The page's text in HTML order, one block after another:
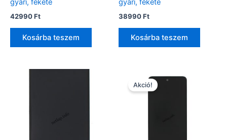
gyári, fekete
42990Ft
Kosárba teszem
gyári, fekete
38990Ft
Kosárba teszem
Akció!